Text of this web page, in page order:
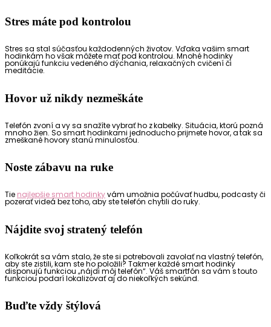
Stres máte pod kontrolou
Stres sa stal súčasťou každodenných životov. Vďaka vašim smart
hodinkám ho však môžete mať pod kontrolou. Mnohé hodinky
ponúkajú funkciu vedeného dýchania, relaxačných cvičení či
meditácie.
Hovor už nikdy nezmeškáte
Telefón zvoní a vy sa snažíte vybrať ho z kabelky. Situácia, ktorú pozná
mnoho žien. So smart hodinkami jednoducho prijmete hovor, a tak sa
zmeškané hovory stanú minulosťou.
Noste zábavu na ruke
Tie najlepšie smart hodinkyvám umožnia počúvať hudbu, podcasty či
pozerať videá bez toho, aby ste telefón chytili do ruky.
Nájdite svoj stratený telefón
Koľkokrát sa vám stalo, že ste si potrebovali zavolať na vlastný telefón,
aby ste zistili, kam ste ho položili? Takmer každé smart hodinky
disponujú funkciou „nájdi môj telefón“. Váš smartfón sa vám s touto
funkciou podarí lokalizovať aj do niekoľkých sekúnd.
Buďte vždy štýlová